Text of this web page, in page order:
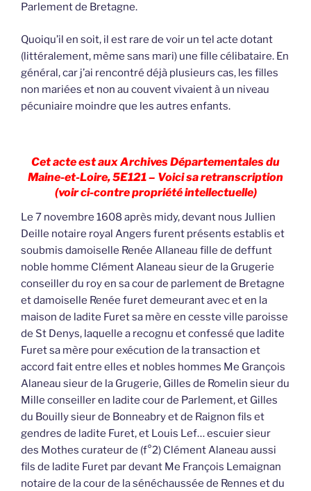
Parlement de Bretagne.
Quoiqu’il en soit, il est rare de voir un tel acte dotant
(littéralement, même sans mari) une fille célibataire. En
général, car j’ai rencontré déjà plusieurs cas, les filles
non mariées et non au couvent vivaient à un niveau
pécuniaire moindre que les autres enfants.
Cet acte est aux Archives Départementales du
Maine-et-Loire, 5E121 – Voici sa retranscription
(voir ci-contre propriété intellectuelle)
Le 7 novembre 1608 après midy, devant nous Jullien
Deille notaire royal Angers furent présents establis et
soubmis damoiselle Renée Allaneau fille de deffunt
noble homme Clément Alaneau sieur de la Grugerie
conseiller du roy en sa cour de parlement de Bretagne
et damoiselle Renée furet demeurant avec et en la
maison de ladite Furet sa mère en cesste ville paroisse
de St Denys, laquelle a recognu et confessé que ladite
Furet sa mère pour exécution de la transaction et
accord fait entre elles et nobles hommes Me Grançois
Alaneau sieur de la Grugerie, Gilles de Romelin sieur du
Mille conseiller en ladite cour de Parlement, et Gilles
du Bouilly sieur de Bonneabry et de Raignon fils et
gendres de ladite Furet, et Louis Lef… escuier sieur
des Mothes curateur de (f°2) Clément Alaneau aussi
fils de ladite Furet par devant Me François Lemaignan
notaire de la cour de la sénéchaussée de Rennes et du